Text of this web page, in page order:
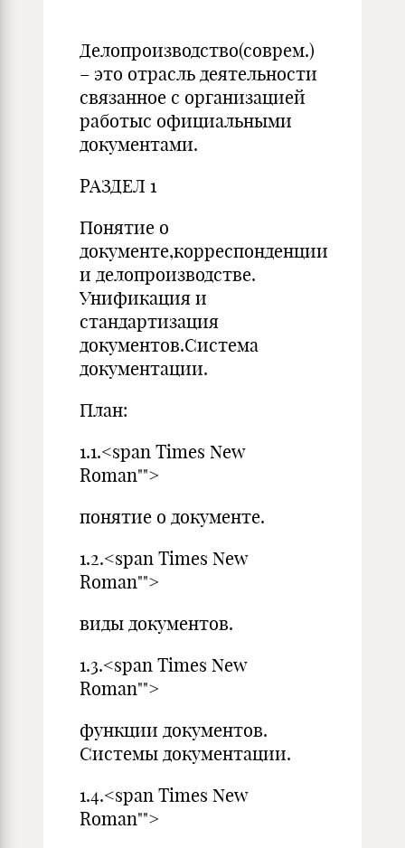
Делопроизводство(соврем.)
– это отрасль деятельности
связанное с организацией
работыс официальными
документами.
РАЗДЕЛ 1
Понятие о
документе,корреспонденции
и делопроизводстве.
Унификация и
стандартизация
документов.Система
документации.
План:
1.1.<span Times New
Roman"">
понятие о документе.
1.2.<span Times New
Roman"">
виды документов.
1.3.<span Times New
Roman"">
функции документов.
Системы документации.
1.4.<span Times New
Roman"">